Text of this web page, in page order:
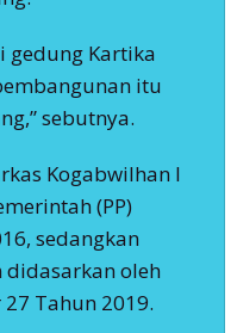
gedung Kartika
itu
sebutnya.
Kogabwilhan I
(PP)
sedangkan
didasarkan oleh
Tahun 2019.